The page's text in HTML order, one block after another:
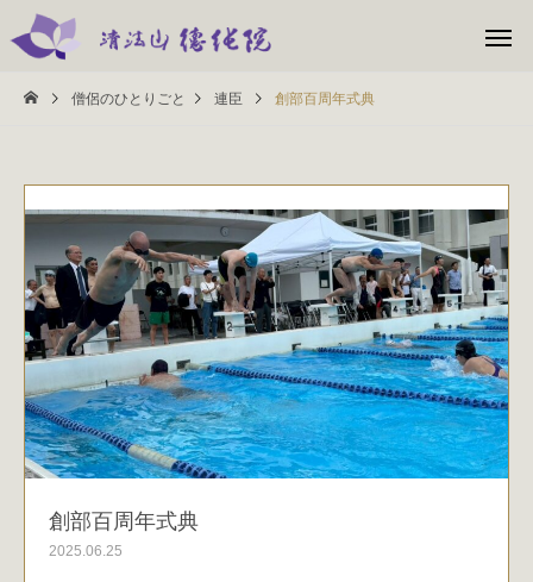
僧侶のひとりごと 連臣 創部百周年式典
創部百周年式典
2025.06.25